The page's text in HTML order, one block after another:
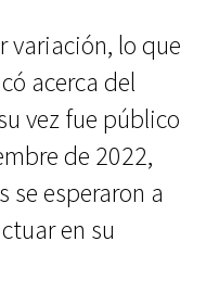
variación, lo que
acerca del
vez fue público
de 2022,
se esperaron a
en su